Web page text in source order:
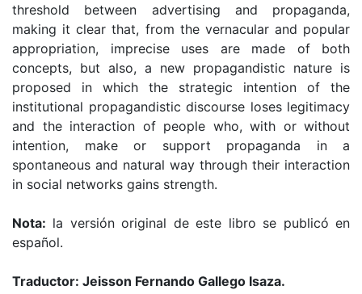
threshold between advertising and propaganda,
making it clear that, from the vernacular and popular
appropriation, imprecise uses are made of both
concepts, but also, a new propagandistic nature is
proposed in which the strategic intention of the
institutional propagandistic discourse loses legitimacy
and the interaction of people who, with or without
intention, make or support propaganda in a
spontaneous and natural way through their interaction
in social networks gains strength.
Nota: la versión original de este libro se publicó en
español.
Traductor: Jeisson Fernando Gallego Isaza.